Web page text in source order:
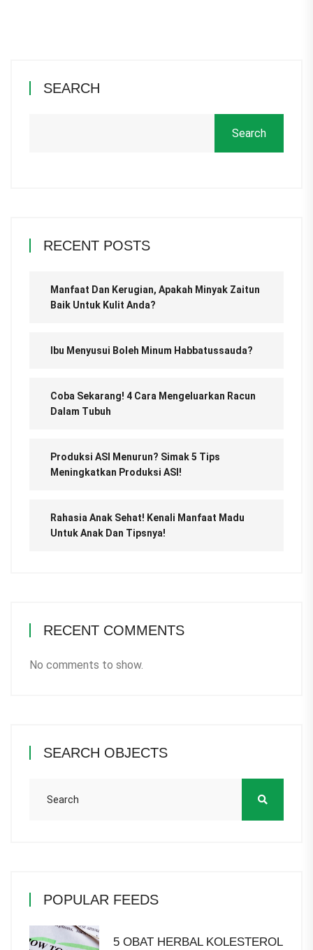
SEARCH
Search
RECENT POSTS
Manfaat Dan Kerugian, Apakah Minyak Zaitun
Baik Untuk Kulit Anda?
Ibu Menyusui Boleh Minum Habbatussauda?
Coba Sekarang! 4 Cara Mengeluarkan Racun
Dalam Tubuh
Produksi ASI Menurun? Simak 5 Tips
Meningkatkan Produksi ASI!
Rahasia Anak Sehat! Kenali Manfaat Madu
Untuk Anak Dan Tipsnya!
RECENT COMMENTS
No comments to show.
SEARCH OBJECTS
POPULAR FEEDS
5 OBAT HERBAL KOLESTEROL